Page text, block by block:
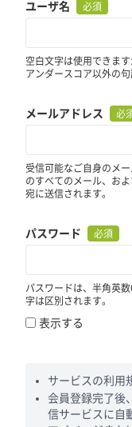
ユーザ名 必須
空白文字は使用できま
アンダースコア以外の
メールアドレス 必
受信可能なご自身のメ
のすべてのメール、お
宛に送信されます。
パスワード 必須
パスワードは、半角英
字は区別されます。
表示する
サービスの利用
会員登録完了後
信サービスに自